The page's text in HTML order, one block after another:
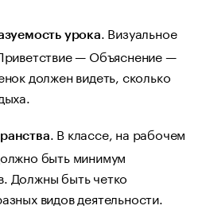
урока. Визуальное
— Объяснение —
должен видеть, сколько
. В классе, на рабочем
быть минимум
Должны быть четко
видов деятельности.